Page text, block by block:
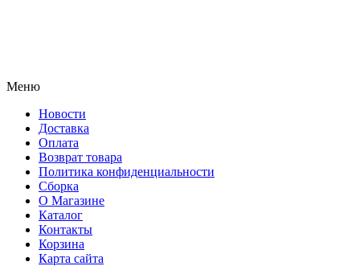
Меню
Новости
Доставка
Оплата
Возврат товара
Политика конфиденциальности
Сборка
О Магазине
Каталог
Контакты
Корзина
Карта сайта